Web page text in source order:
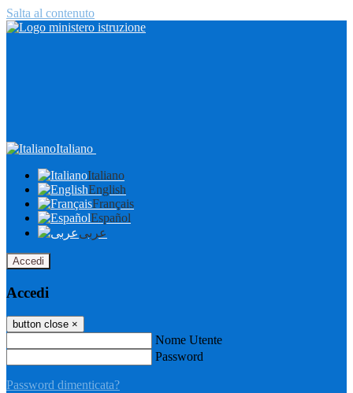
Salta al contenuto
Italiano
Italiano
English
Français
Español
عربى
Accedi
Accedi
button close ×
Nome Utente
Password
Password dimenticata?